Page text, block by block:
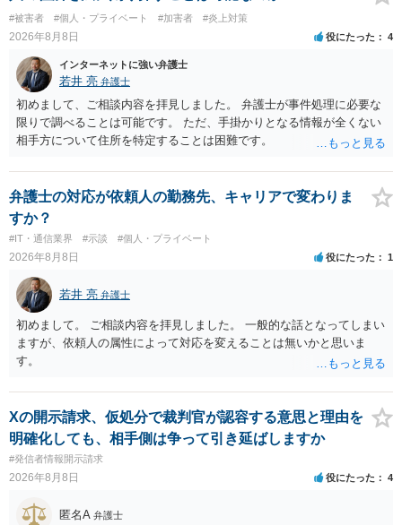
#被害者 #個人・プライベート #加害者 #炎上対策
2026年8月8日 役にたった 4
インターネットに強い弁護士
若井 亮 弁護士
初めまして、ご相談内容を拝見しました。 弁護士が事件処理に必要な
限りで調べることは可能です。 ただ、手掛かりとなる情報が全くない
相手方について住所を特定することは困難です。
弁護士の対応が依頼人の勤務先、キャリアで変わりま
すか？
#IT・通信業界 #示談 #個人・プライベート
2026年8月8日 役にたった 1
若井 亮 弁護士
初めまして。 ご相談内容を拝見しました。 一般的な話となってしまい
ますが、依頼人の属性によって対応を変えることは無いかと思いま
す。
Xの開示請求、仮処分で裁判官が認容する意思と理由を
明確化しても、相手側は争って引き延ばしますか
#発信者情報開示請求
2026年8月8日 役にたった 4
匿名A 弁護士